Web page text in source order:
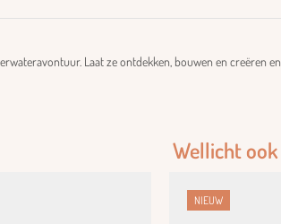
Laat ze ontdekken, bouwen en creëren
Wellicht
NIEUW